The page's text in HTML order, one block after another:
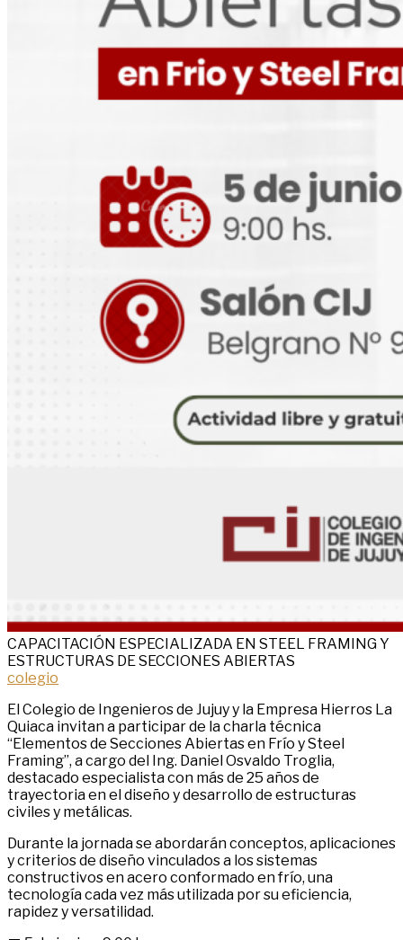
CAPACITACIÓN ESPECIALIZADA EN STEEL FRAMING Y
ESTRUCTURAS DE SECCIONES ABIERTAS
colegio
El Colegio de Ingenieros de Jujuy y la Empresa Hierros La
Quiaca invitan a participar de la charla técnica
“Elementos de Secciones Abiertas en Frío y Steel
Framing”, a cargo del Ing. Daniel Osvaldo Troglia,
destacado especialista con más de 25 años de
trayectoria en el diseño y desarrollo de estructuras
civiles y metálicas.
Durante la jornada se abordarán conceptos, aplicaciones
y criterios de diseño vinculados a los sistemas
constructivos en acero conformado en frío, una
tecnología cada vez más utilizada por su eficiencia,
rapidez y versatilidad.